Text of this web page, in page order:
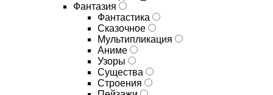
Фантазия
Фантастика
Сказочное
Мультипликация
Аниме
Узоры
Существа
Строения